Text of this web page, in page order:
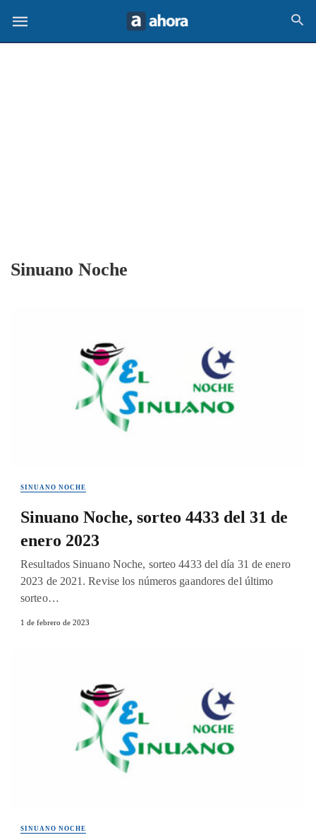
Sinuano Noche
SINUANO NOCHE
Sinuano Noche, sorteo 4433 del 31 de
enero 2023
Resultados Sinuano Noche, sorteo 4433 del día 31 de enero
2023 de 2021. Revise los números gaandores del último
sorteo…
1 de febrero de 2023
SINUANO NOCHE